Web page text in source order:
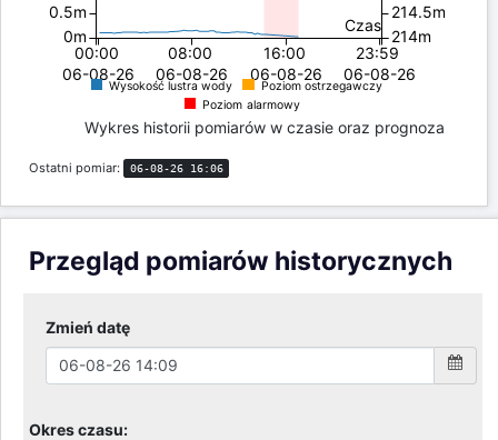
Czas
00:00
06-08-26
08:00
06-08-26
16:00
06-08-26
23:59
06-08-26
0m
0.5m
214m
214.5m
Wysokość lustra wody
Poziom ostrzegawczy
Poziom alarmowy
Wykres historii pomiarów w czasie oraz prognoza
Ostatni pomiar: 06-08-26 16:06
Przegląd pomiarów historycznych
Zmień datę
Okres czasu: